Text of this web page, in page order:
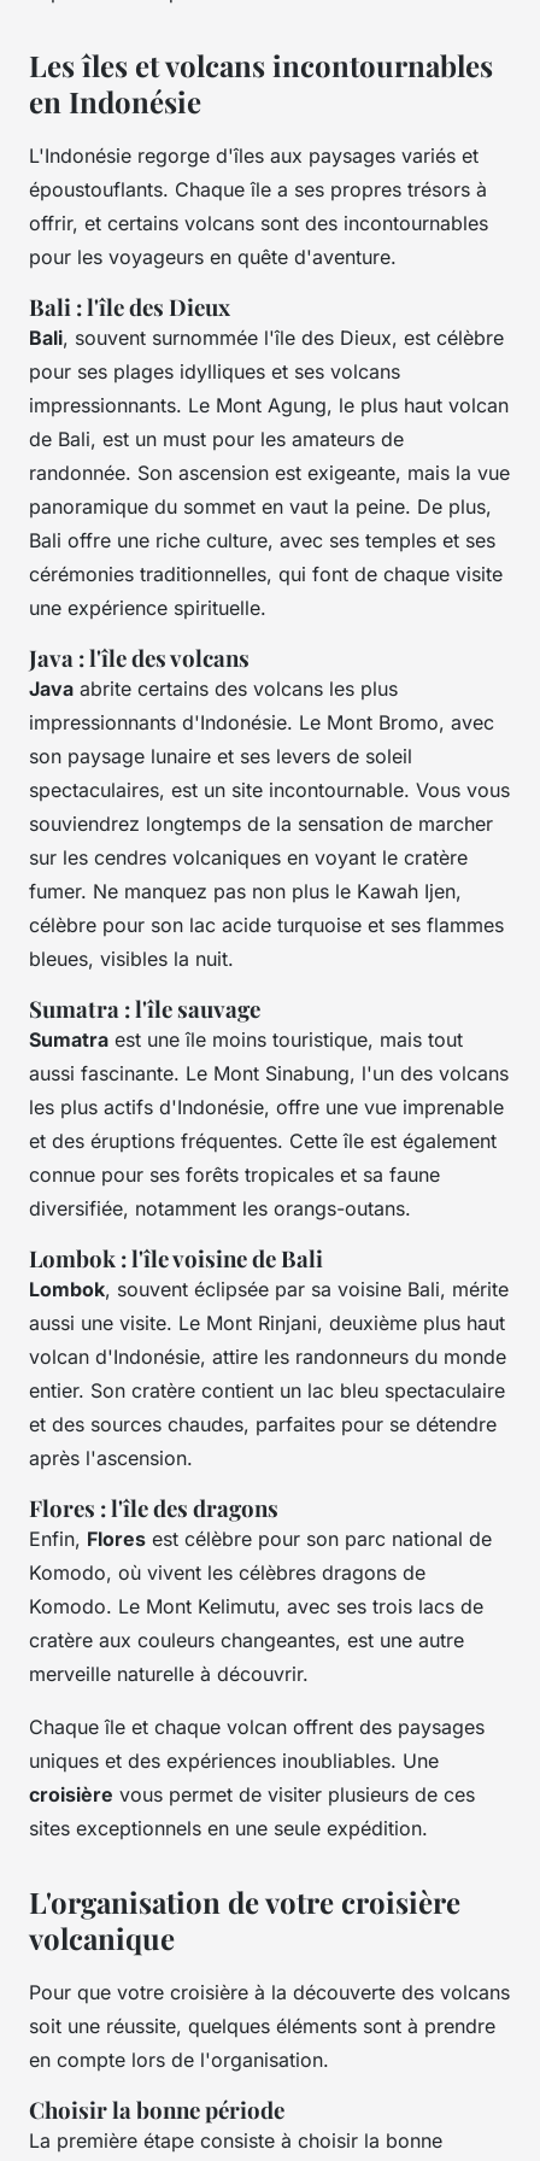
Les îles et volcans incontournables
en Indonésie
L'Indonésie regorge d'îles aux paysages variés et
époustouflants. Chaque île a ses propres trésors à
offrir, et certains volcans sont des incontournables
pour les voyageurs en quête d'aventure.
Bali : l'île des Dieux
Bali, souvent surnommée l'île des Dieux, est célèbre
pour ses plages idylliques et ses volcans
impressionnants. Le Mont Agung, le plus haut volcan
de Bali, est un must pour les amateurs de
randonnée. Son ascension est exigeante, mais la vue
panoramique du sommet en vaut la peine. De plus,
Bali offre une riche culture, avec ses temples et ses
cérémonies traditionnelles, qui font de chaque visite
une expérience spirituelle.
Java : l'île des volcans
Java abrite certains des volcans les plus
impressionnants d'Indonésie. Le Mont Bromo, avec
son paysage lunaire et ses levers de soleil
spectaculaires, est un site incontournable. Vous vous
souviendrez longtemps de la sensation de marcher
sur les cendres volcaniques en voyant le cratère
fumer. Ne manquez pas non plus le Kawah Ijen,
célèbre pour son lac acide turquoise et ses flammes
bleues, visibles la nuit.
Sumatra : l'île sauvage
Sumatra est une île moins touristique, mais tout
aussi fascinante. Le Mont Sinabung, l'un des volcans
les plus actifs d'Indonésie, offre une vue imprenable
et des éruptions fréquentes. Cette île est également
connue pour ses forêts tropicales et sa faune
diversifiée, notamment les orangs-outans.
Lombok : l'île voisine de Bali
Lombok, souvent éclipsée par sa voisine Bali, mérite
aussi une visite. Le Mont Rinjani, deuxième plus haut
volcan d'Indonésie, attire les randonneurs du monde
entier. Son cratère contient un lac bleu spectaculaire
et des sources chaudes, parfaites pour se détendre
après l'ascension.
Flores : l'île des dragons
Enfin, Flores est célèbre pour son parc national de
Komodo, où vivent les célèbres dragons de
Komodo. Le Mont Kelimutu, avec ses trois lacs de
cratère aux couleurs changeantes, est une autre
merveille naturelle à découvrir.
Chaque île et chaque volcan offrent des paysages
uniques et des expériences inoubliables. Une
croisière vous permet de visiter plusieurs de ces
sites exceptionnels en une seule expédition.
L'organisation de votre croisière
volcanique
Pour que votre croisière à la découverte des volcans
soit une réussite, quelques éléments sont à prendre
en compte lors de l'organisation.
Choisir la bonne période
La première étape consiste à choisir la bonne